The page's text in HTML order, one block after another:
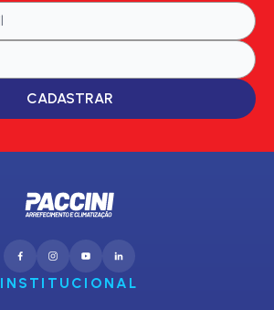
CADASTRAR
INSTITUCIONAL